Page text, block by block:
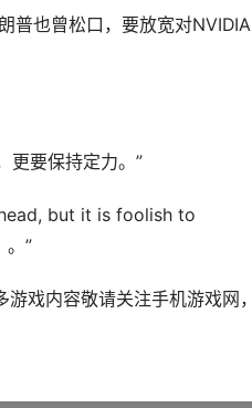
普也曾松口，要放宽对NVIDIA
更要保持定力。”
but it is foolish to
。”
戏内容敬请关注手机游戏网，